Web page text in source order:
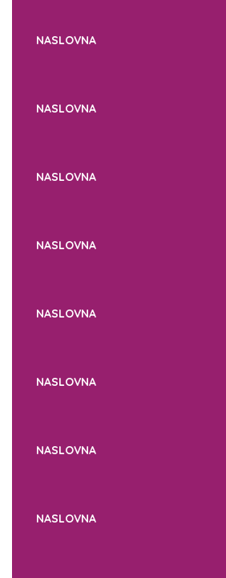
NASLOVNA
NASLOVNA
NASLOVNA
NASLOVNA
NASLOVNA
NASLOVNA
NASLOVNA
NASLOVNA